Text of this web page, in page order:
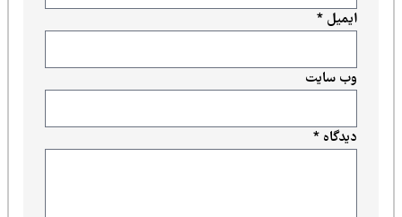
دیدگاه*
ایمیل*
وب‌ سایت